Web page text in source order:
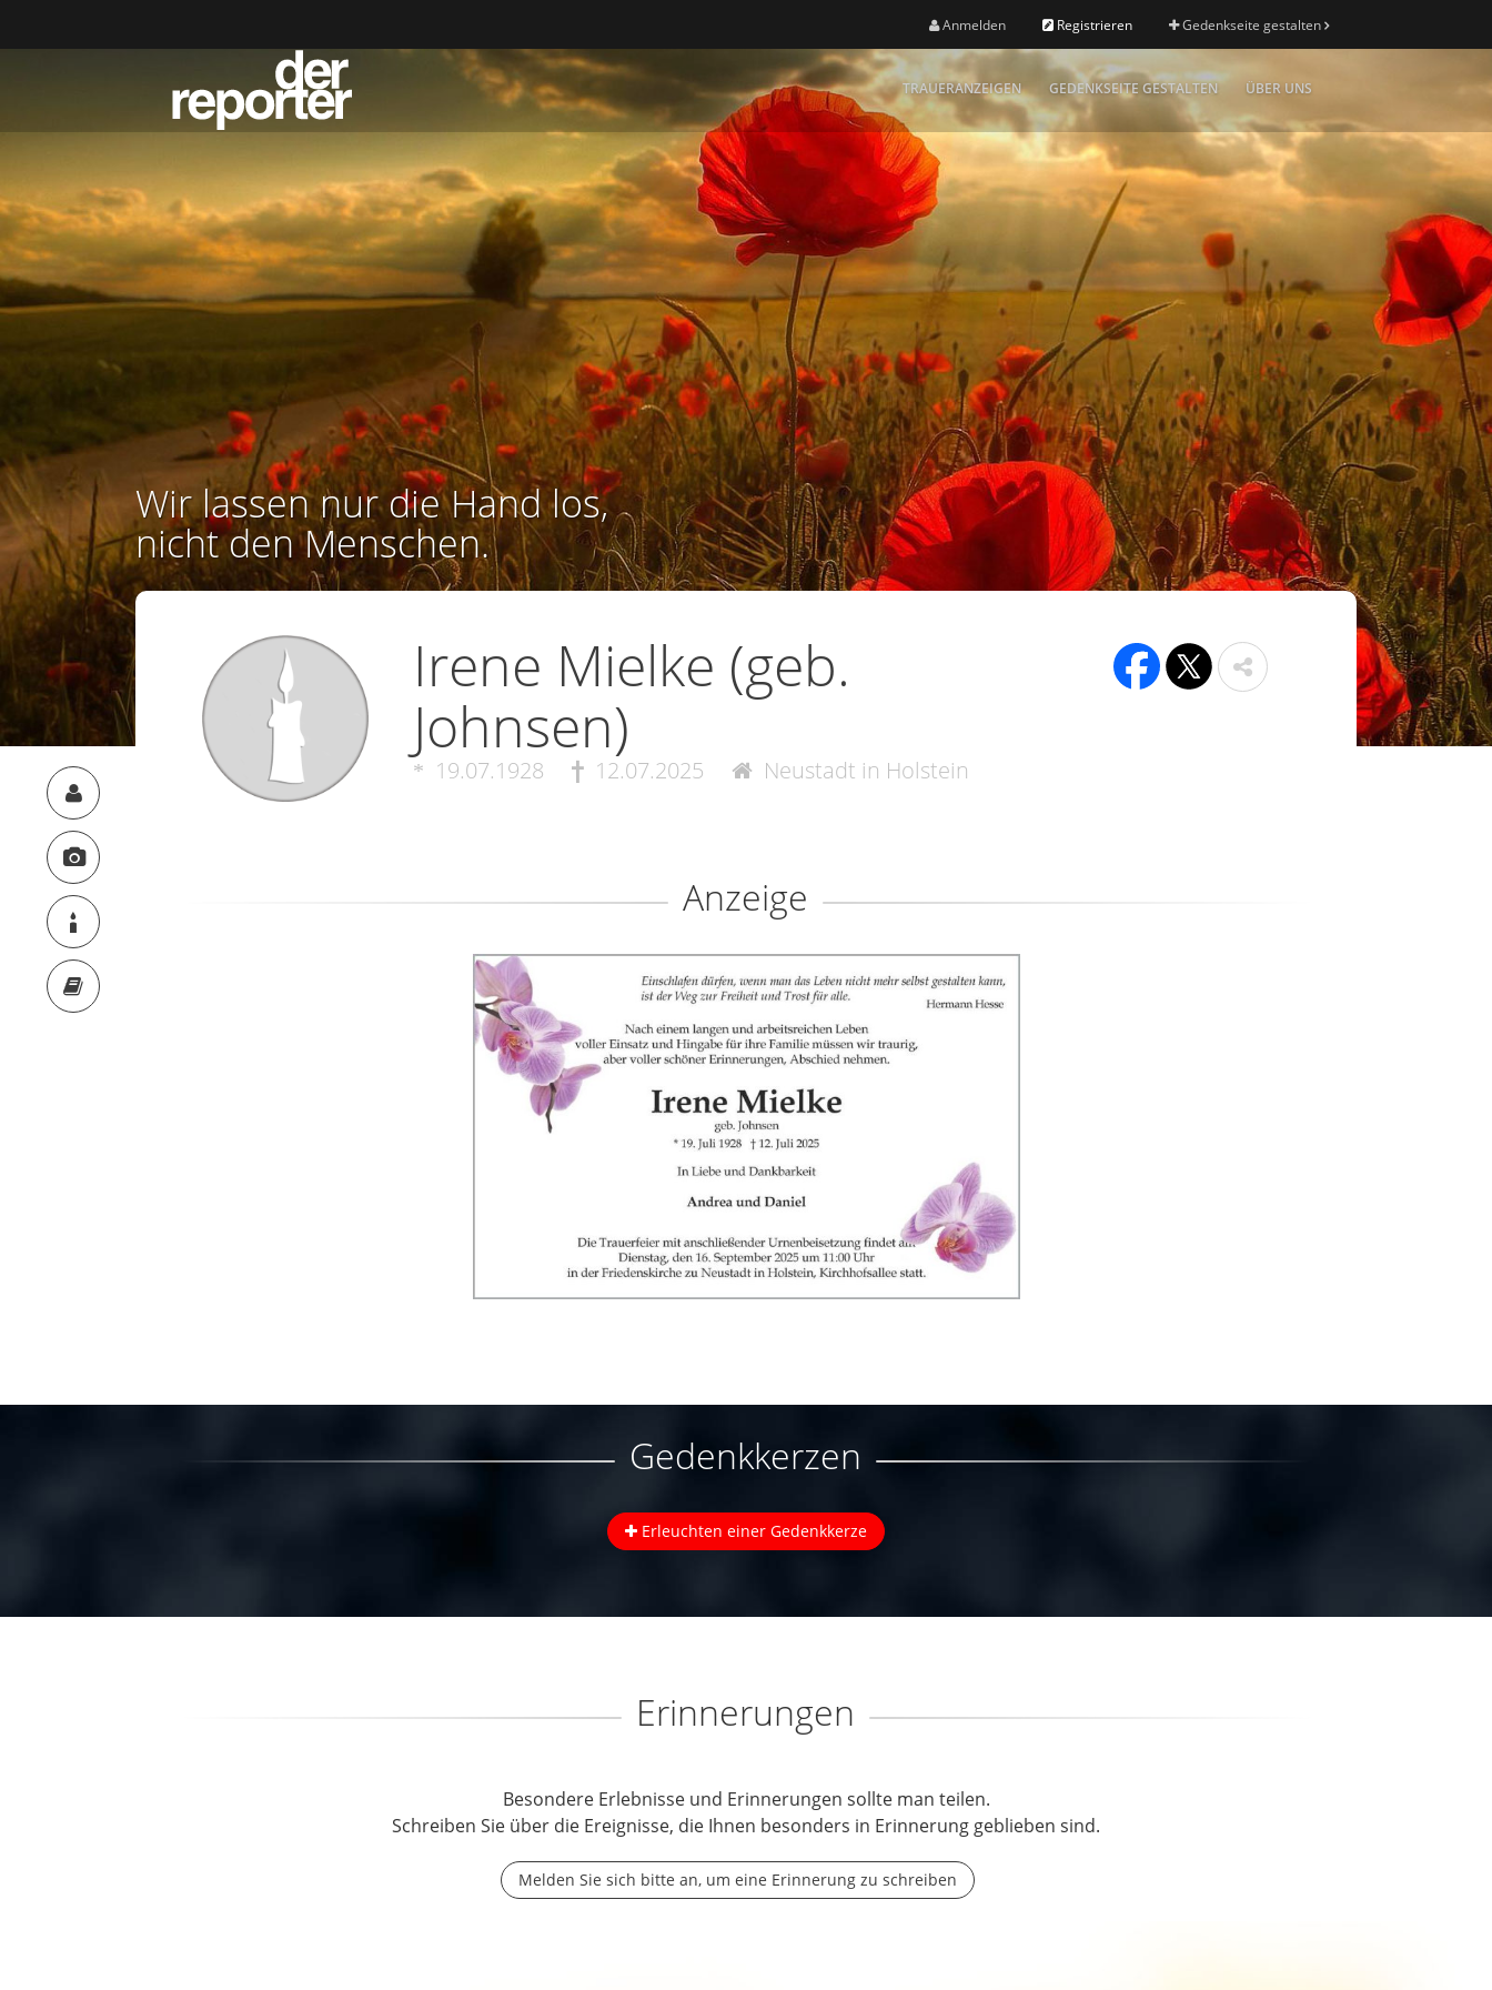
Anmelden Registrieren Gedenkseite gestalten
TRAUERANZEIGEN GEDENKSEITE GESTALTEN ÜBER UNS
Wir lassen nur die Hand los,
nicht den Menschen.
Irene Mielke (geb.
Johnsen)
19.07.1928 12.07.2025 Neustadt in Holstein
Anzeige
Gedenkkerzen
Erleuchten einer Gedenkkerze
Erinnerungen
Besondere Erlebnisse und Erinnerungen sollte man teilen.
Schreiben Sie über die Ereignisse, die Ihnen besonders in Erinnerung geblieben sind.
Melden Sie sich bitte an, um eine Erinnerung zu schreiben